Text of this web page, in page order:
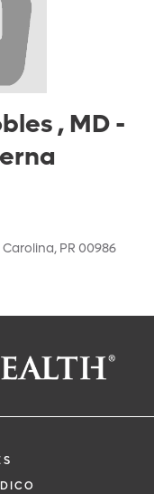
, MD -
Carolina, PR 00986
, MD